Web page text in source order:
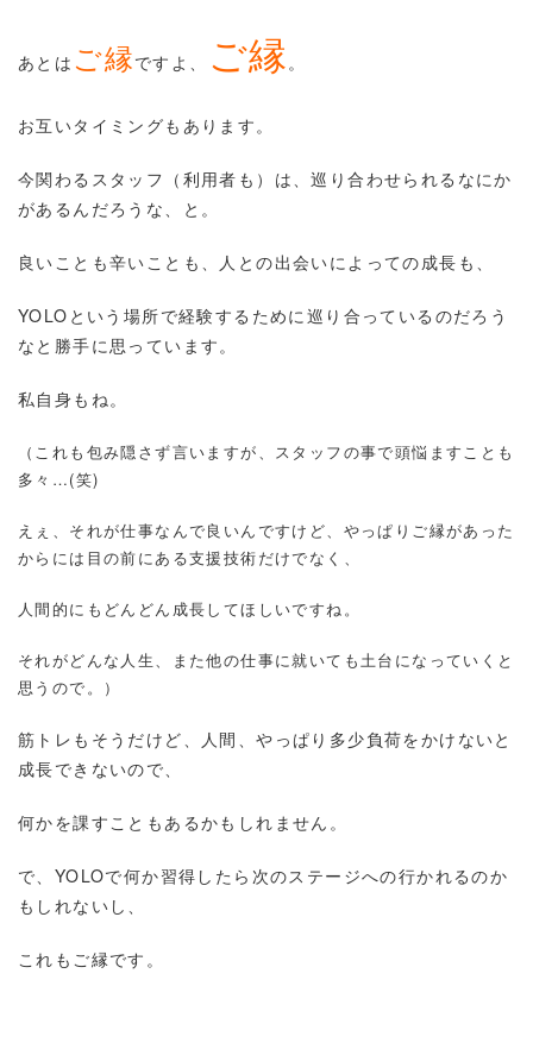
あとは ご縁ですよ、 ご縁。
お互いタイミングもあります。
今関わるスタッフ（利用者も）は、巡り合わせられるなにか
があるんだろうな、と。
良いことも辛いことも、人との出会いによっての成長も、
YOLOという場所で経験するために巡り合っているのだろう
なと勝手に思っています。
私自身もね。
（これも包み隠さず言いますが、スタッフの事で頭悩ますことも
多々…(笑)
えぇ、それが仕事なんで良いんですけど、やっぱりご縁があった
からには目の前にある支援技術だけでなく、
人間的にもどんどん成長してほしいですね。
それがどんな人生、また他の仕事に就いても土台になっていくと
思うので。）
筋トレもそうだけど、人間、やっぱり多少負荷をかけないと
成長できないので、
何かを課すこともあるかもしれません。
で、YOLOで何か習得したら次のステージへの行かれるのか
もしれないし、
これもご縁です。